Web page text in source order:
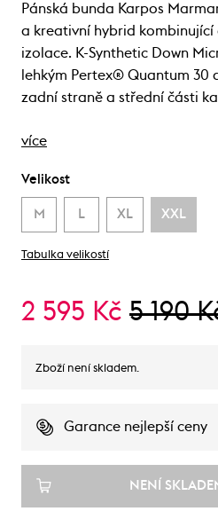
Pánská bunda Karpos
a kreativní hybrid kombinující
izolace. K-Synthetic Down
lehkým Pertex® Quantum 30
zadní straně a střední části
více
Velikost
M L XL XXL
Tabulka velikostí
2 595 Kč 5 190
Zboží není skladem.
Garance nejlepší ceny
NENÍ